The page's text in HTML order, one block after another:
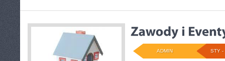
STY -
ADMIN